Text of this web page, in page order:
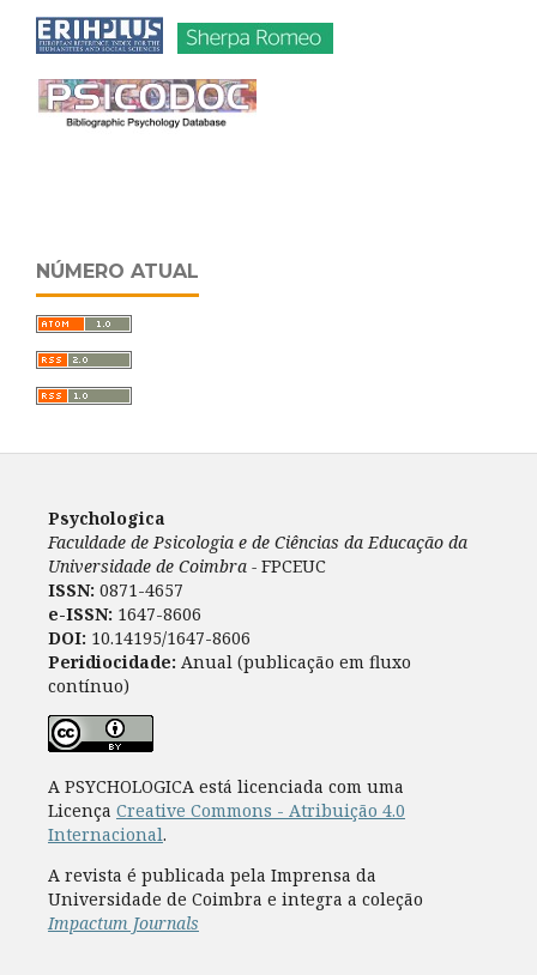
NÚMERO ATUAL
Psychologica
Faculdade de Psicologia e de Ciências da Educação da
Universidade de Coimbra - FPCEUC
ISSN: 0871-4657
e-ISSN: 1647-8606
DOI: 10.14195/1647-8606
Peridiocidade: Anual (publicação em fluxo
contínuo)
A PSYCHOLOGICA está licenciada com uma
Licença Creative Commons - Atribuição 4.0
Internacional.
A revista é publicada pela Imprensa da
Universidade de Coimbra e integra a coleção
Impactum Journals